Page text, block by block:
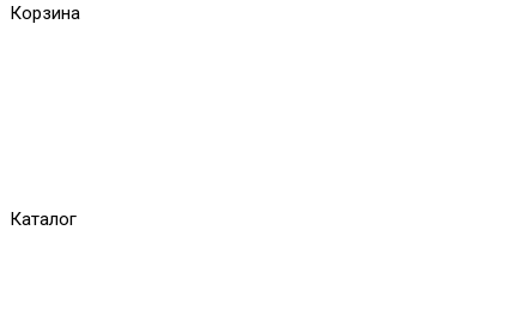
Корзина
Каталог